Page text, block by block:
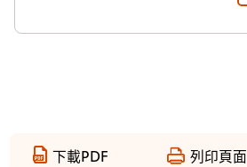
下載PDF 列印頁面